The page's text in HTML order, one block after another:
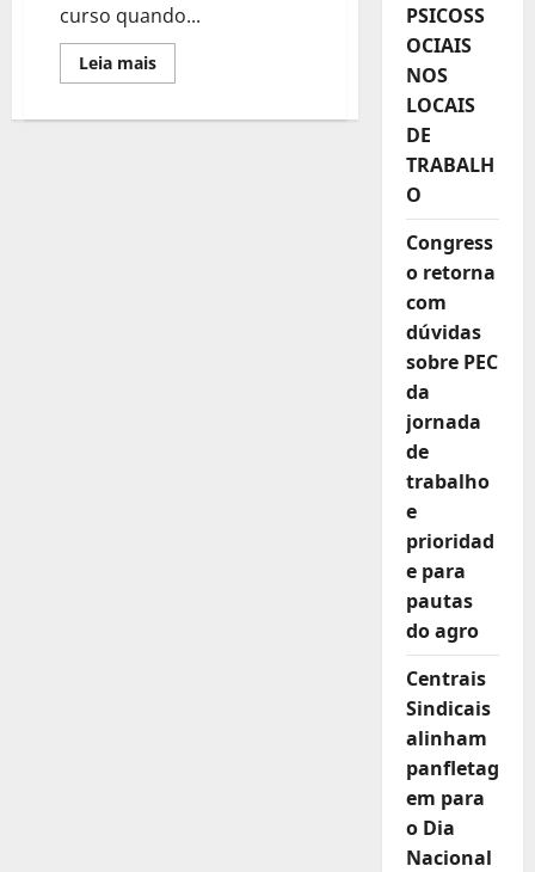
curso quando...
Leia maisLeia
mais
Reforma
PSICOSS
OCIAIS
NOS
LOCAIS
DE
TRABALH
O
Congress
o retorna
com
dúvidas
sobre PEC
da
jornada
de
trabalho
e
prioridad
e para
pautas
do agro
Centrais
Sindicais
alinham
panfletag
em para
o Dia
Nacional